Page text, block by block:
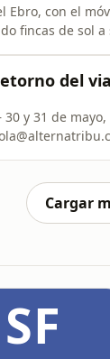
Ebro, con el
fincas de sol
del
y 31 de
y e
Cargar
SF